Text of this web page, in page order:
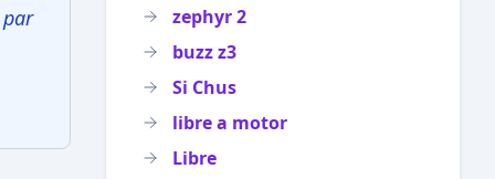
zephyr 2
buzz z3
Si Chus
libre a motor
Libre